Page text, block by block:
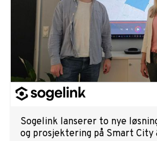
Sogelink lanserer to nye
og prosjektering på Smart